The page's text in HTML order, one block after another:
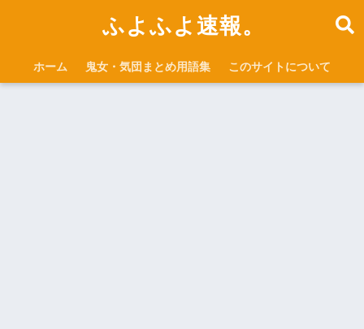
ふよふよ速報。
ホーム 鬼女・気団まとめ用語集 このサイトについて